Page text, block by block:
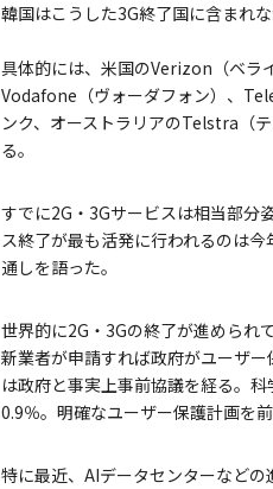
韓国はこうした3G終了国に含まれな
具体的には、米国のVerizon（ベラ
Vodafone（ヴォーダフォン）、
ンク、オーストラリアのTelstra（
る。
すでに2G・3Gサービスは相当部分
ス終了が最も活発に行われるのは
通しを語った。
世界的に2G・3Gの終了が進められ
新業者が申請すれば政府がユーザ
は政府と事実上事前協議を経る。
0.9％。明確なユーザー保護計画を
特に最近、AIデータセンターなど